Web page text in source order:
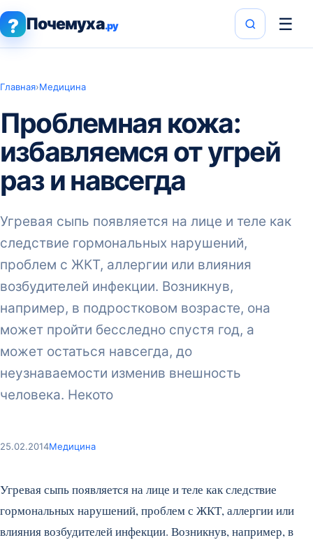
? Почемуха.ру ☰
Главная›Медицина
Проблемная кожа:
избавляемся от угрей
раз и навсегда
Угревая сыпь появляется на лице и теле как
следствие гормональных нарушений,
проблем с ЖКТ, аллергии или влияния
возбудителей инфекции. Возникнув,
например, в подростковом возрасте, она
может пройти бесследно спустя год, а
может остаться навсегда, до
неузнаваемости изменив внешность
человека. Некото
25.02.2014Медицина
Угревая сыпь появляется на лице и теле как следствие
гормональных нарушений, проблем с ЖКТ, аллергии или
влияния возбудителей инфекции. Возникнув, например, в